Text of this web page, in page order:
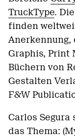
TruckType.
finden
Graphis, Print
Büchern von
Gestalten
F&W
Carlos
das Thema: